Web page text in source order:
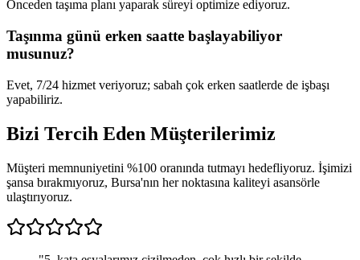
Önceden taşıma planı yaparak süreyi optimize ediyoruz.
Taşınma günü erken saatte başlayabiliyor
musunuz?
Evet, 7/24 hizmet veriyoruz; sabah çok erken saatlerde de işbaşı
yapabiliriz.
Bizi Tercih Eden Müşterilerimiz
Müşteri memnuniyetini %100 oranında tutmayı hedefliyoruz. İşimizi
şansa bırakmıyoruz, Bursa'nın her noktasına kaliteyi asansörle
ulaştırıyoruz.